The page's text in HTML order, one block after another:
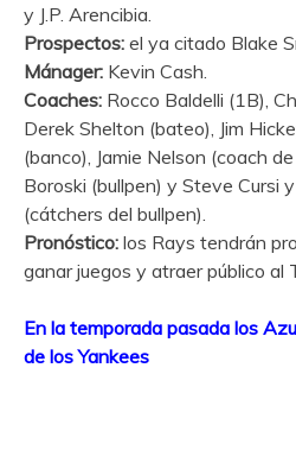
y J.P. Arencibia.
Prospectos: el ya citado Blake
Mánager: Kevin Cash.
Coaches: Rocco Baldelli (1B),
Derek Shelton (bateo), Jim
(banco), Jamie Nelson (coach
Boroski (bullpen) y Steve Cursi
(cátchers del bullpen).
Pronóstico: los Rays tendrán
ganar juegos y atraer público al
En la temporada pasada los
de los Yankees